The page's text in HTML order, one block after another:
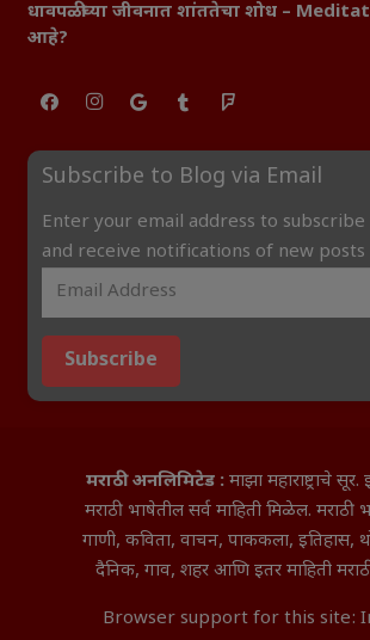
धावपळीच्या जीवनात शांततेचा शोध –
आहे?
Subscribe to Blog via Email
Enter your email address to
and receive notifications of new posts
Subscribe
मराठी अनलिमिटेड : माझा महाराष्ट्राचे
मराठी भाषेतील सर्व माहिती मिळेल.
गाणी, कविता, वाचन, पाककला, इतिहास,
दैनिक, गाव, शहर आणि इतर माहिती
Browser support for this site: